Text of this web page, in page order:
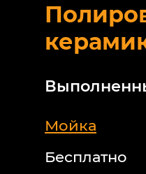
Мойка
Бесплатно